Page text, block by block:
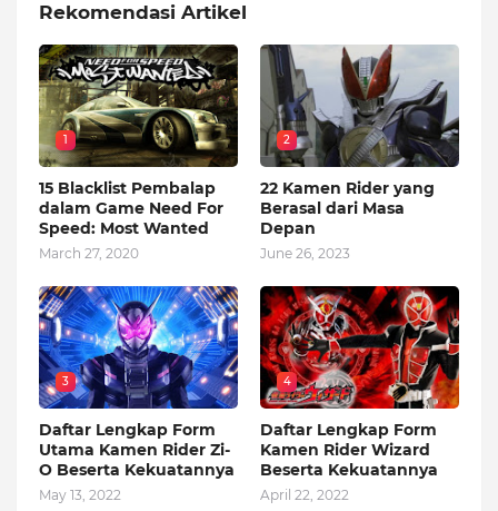
Rekomendasi Artikel
1
15 Blacklist Pembalap
dalam Game Need For
Speed: Most Wanted
March 27, 2020
2
22 Kamen Rider yang
Berasal dari Masa
Depan
June 26, 2023
3
Daftar Lengkap Form
Utama Kamen Rider Zi-
O Beserta Kekuatannya
May 13, 2022
4
Daftar Lengkap Form
Kamen Rider Wizard
Beserta Kekuatannya
April 22, 2022